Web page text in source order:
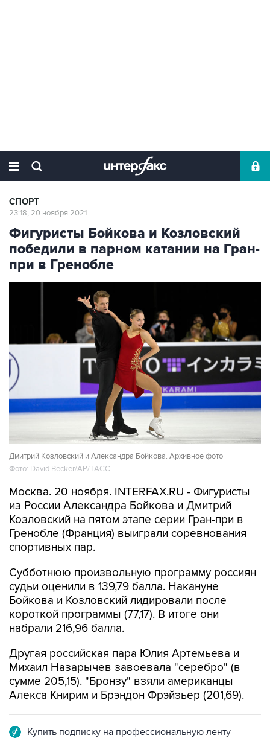
СПОРТ
23:18, 20 ноября 2021
Фигуристы Бойкова и Козловский
победили в парном катании на Гран-
при в Гренобле
Дмитрий Козловский и Александра Бойкова. Архивное фото
Фото: David Becker/AP/TАСС
Москва. 20 ноября. INTERFAX.RU - Фигуристы
из России Александра Бойкова и Дмитрий
Козловский на пятом этапе серии Гран-при в
Гренобле (Франция) выиграли соревнования
спортивных пар.
Субботнюю произвольную программу россиян
судьи оценили в 139,79 балла. Накануне
Бойкова и Козловский лидировали после
короткой программы (77,17). В итоге они
набрали 216,96 балла.
Другая российская пара Юлия Артемьева и
Михаил Назарычев завоевала "серебро" (в
сумме 205,15). "Бронзу" взяли американцы
Алекса Книрим и Брэндон Фрэйзьер (201,69).
Купить подписку на профессиональную ленту